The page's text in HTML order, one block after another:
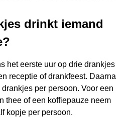
drinkt iemand
het eerste uur op drie drankjes
receptie of drankfeest. Daarna
per persoon. Voor een
thee of een koffiepauze neem
kopje per persoon.